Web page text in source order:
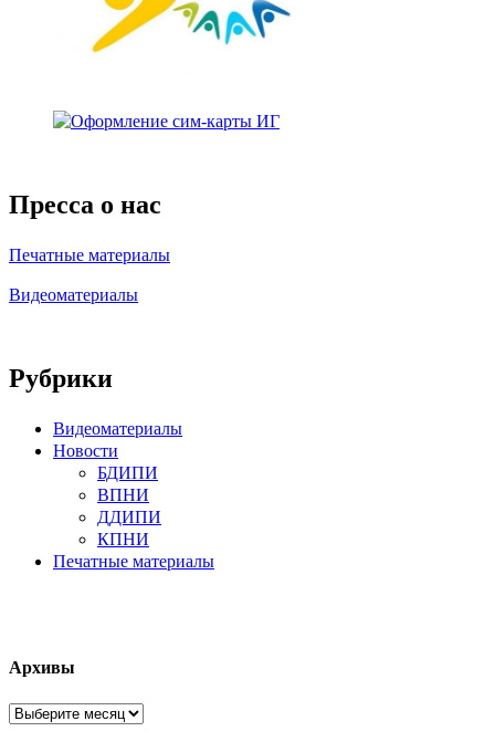
Пресса о нас
Печатные материалы
Видеоматериалы
Рубрики
Видеоматериалы
Новости
БДИПИ
ВПНИ
ДДИПИ
КПНИ
Печатные материалы
Архивы
Архивы